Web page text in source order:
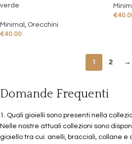
verde
Minimal , Orecchini
€40.00
€
1 2 →
Domande Frequenti
1. Quali gioielli sono presenti nella
Nelle nostre attuali collezioni sono
gioiello tra cui: anelli, bracciali, collane e